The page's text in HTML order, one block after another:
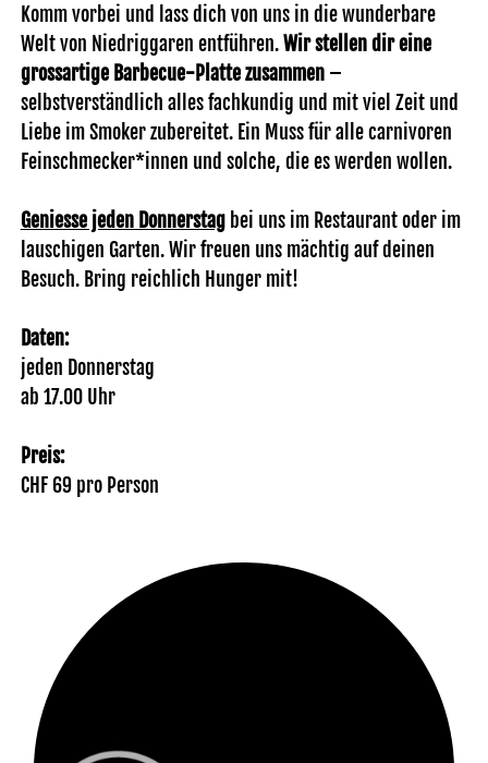
Komm vorbei und lass dich von uns in die wunderbare
Welt von Niedriggaren entführen.Wir stellen dir eine
grossartige Barbecue-Platte zusammen–
selbstverständlich alles fachkundig und mit viel Zeit und
Liebe im Smoker zubereitet. Ein Muss für alle carnivoren
Feinschmecker*innen und solche, die es werden wollen.
Geniesse jeden Donnerstagbei uns im Restaurant oder im
lauschigen Garten. Wir freuen uns mächtig auf deinen
Besuch. Bring reichlich Hunger mit!
Daten:
jeden Donnerstag
ab 17.00 Uhr
Preis:
CHF 69 pro Person